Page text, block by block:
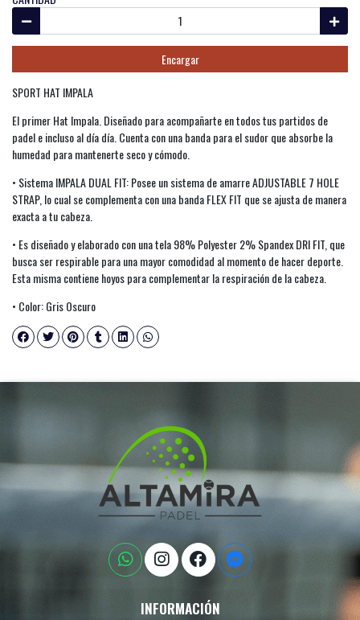
Encargar
SPORT HAT IMPALA
El primer Hat Impala. Diseñado para acompañarte en todos tus partidos de
padel e incluso al día día. Cuenta con una banda para el sudor que absorbe la
humedad para mantenerte seco y cómodo.
• Sistema IMPALA DUAL FIT: Posee un sistema de amarre ADJUSTABLE 7 HOLE
STRAP, lo cual se complementa con una banda FLEX FIT que se ajusta de manera
exacta a tu cabeza.
• Es diseñado y elaborado con una tela 98% Polyester 2% Spandex DRI FIT, que
busca ser respirable para una mayor comodidad al momento de hacer deporte.
Esta misma contiene hoyos para complementar la respiración de la cabeza.
• Color: Gris Oscuro
INFORMACIÓN